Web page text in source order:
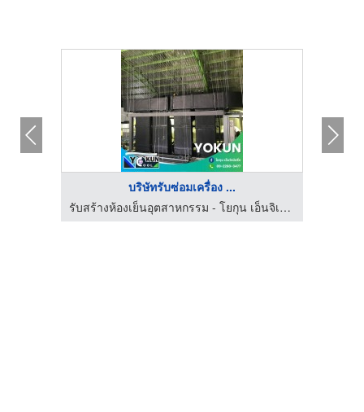
บริษัทรับซ่อมเครื่อง ...
รับสร้างห้องเย็นอุตสาหกรรม - โยกุน เอ็นจิเนียริ่ง